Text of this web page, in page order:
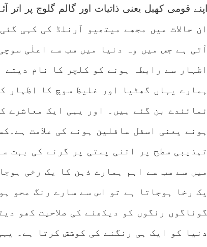
اپنے قومی کھیل یعنی ذاتیات اور گالم گلوچ پر اتر
ان حالات میں مجھے میتھیو آرنلڈ کی کہی
آتی ہے جس میں وہ دنیا میں سب سے اعلٰی
اظہار سے رابطہ ہونے کو کلچر کا نام
ہمارے یہاں گھٹیا اور غلیظ سوچ کا اظہار
نمائندے بن گئے ہیں۔ اور یہی ایک معاشرے
ہونے یعنی اسفل سافلین ہونے کی علامت
تہذیبی سطح پر اتنی پستی پر گرنے کی بہت
میں سے سب سے اہم ہمارے ذہن کا یک رخی
یک رخا ہوجاتا ہے تو اس سے سارے رنگ محو
گوناگوں رنگوں کو دیکھنے کی صلاحیت کھو
دنیا کو ایک ہی رنگنے کی کوشش کرتا ہے۔